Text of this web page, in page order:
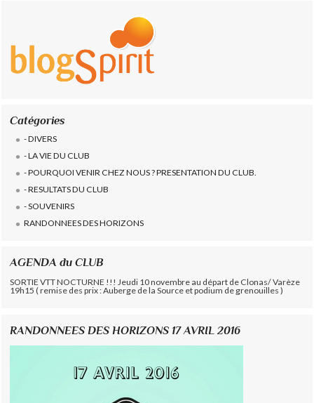
Catégories
- DIVERS
- LA VIE DU CLUB
- POURQUOI VENIR CHEZ NOUS ? PRESENTATION DU CLUB.
- RESULTATS DU CLUB
- SOUVENIRS
RANDONNEES DES HORIZONS
AGENDA du CLUB
SORTIE VTT NOCTURNE !!! Jeudi 10 novembre au départ de Clonas/ Varèze
19h15 ( remise des prix : Auberge de la Source et podium de grenouilles )
RANDONNEES DES HORIZONS 17 AVRIL 2016